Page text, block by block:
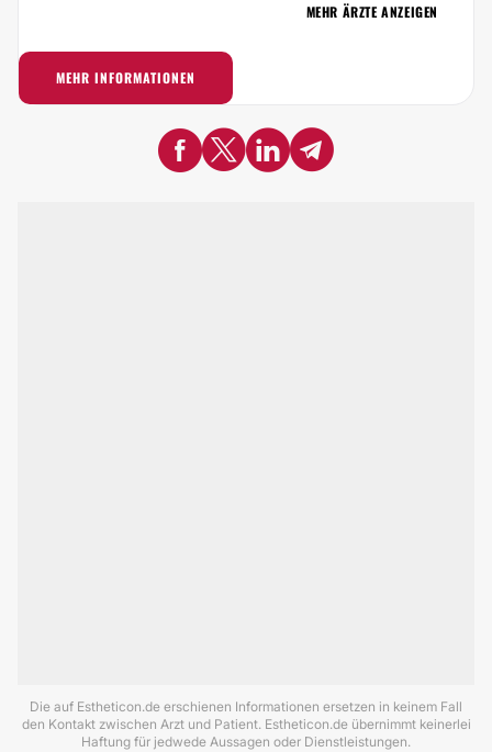
MEHR ÄRZTE ANZEIGEN
MEHR INFORMATIONEN
Die auf Estheticon.de erschienen Informationen ersetzen in keinem Fall
den Kontakt zwischen Arzt und Patient. Estheticon.de übernimmt keinerlei
Haftung für jedwede Aussagen oder Dienstleistungen.